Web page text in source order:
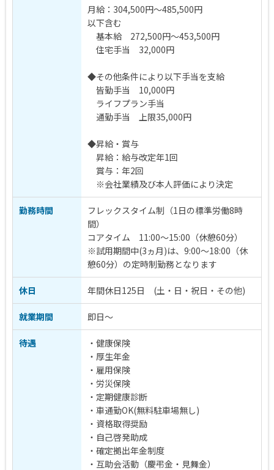
月給：304,500円～485,500円
以下含む
基本給 272,500円～453,500円
住宅手当 32,000円
◆その他条件により以下手当を支給
皆勤手当 10,000円
ライフプラン手当
通勤手当 上限35,000円
◆昇給・賞与
昇給：給与改定年1回
賞与：年2回
※会社業績及び本人評価により決定
勤務時間
フレックスタイム制（1日の標準労働8時
間）
コアタイム 11:00～15:00（休憩60分）
※試用期間中(3ヵ月)は、9:00～18:00（休
憩60分）の定時制勤務となります
休日 年間休日125日 (土・日・祝日・その他)
就業期間 即日～
待遇
・健康保険
・厚生年金
・雇用保険
・労災保険
・定期健康診断
・車通勤OK(無料駐車場無し)
・資格取得奨励
・自己啓発助成
・確定拠出年金制度
・互助会活動（慶弔金・見舞金）